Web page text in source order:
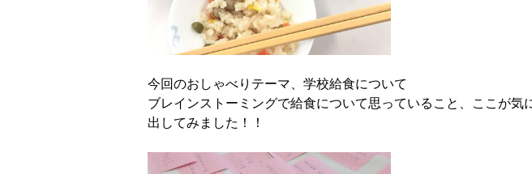
今回のおしゃべりテーマ、学校給食について
ブレインストーミングで給食について思っていること、ここが
出してみました！！